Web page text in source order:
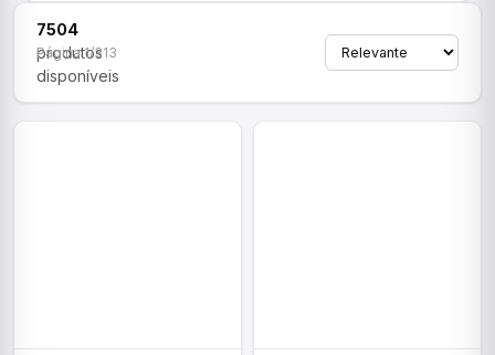
7504
produtos
disponíveis
Página 1/313